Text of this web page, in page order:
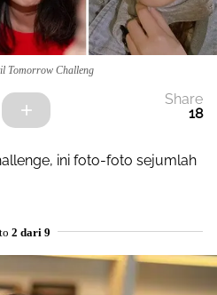
Tomorrow Challeng
Share
18
ini foto-foto sejumlah
2 dari 9